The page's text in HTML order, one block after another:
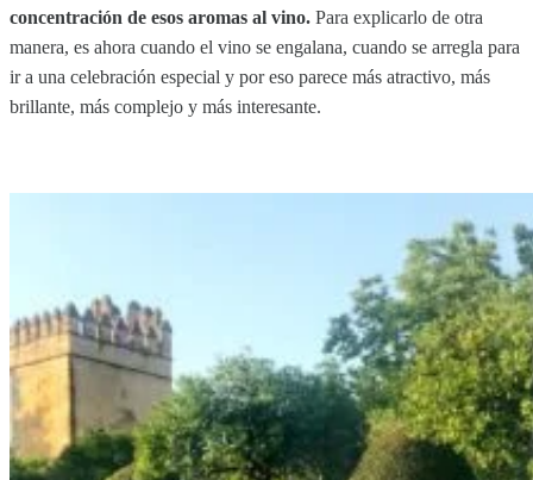
concentración de esos aromas al vino. Para explicarlo de otra
manera, es ahora cuando el vino se engalana, cuando se arregla para
ir a una celebración especial y por eso parece más atractivo, más
brillante, más complejo y más interesante.